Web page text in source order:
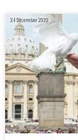
24 Dicembre 2020